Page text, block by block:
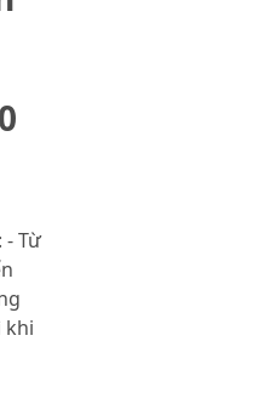
Từ
khi